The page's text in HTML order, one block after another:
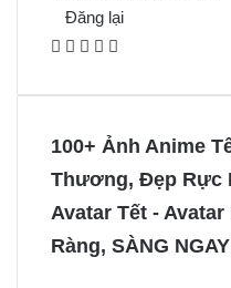
Đăng lại
F
o
o
k
X P
r
e
s
M
s
n
e
n
g
e
100+ Ảnh Anime
Thương, Đẹp Rực
Avatar Tết -
Ràng, SÀNG